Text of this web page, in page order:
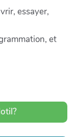
essayer,
et